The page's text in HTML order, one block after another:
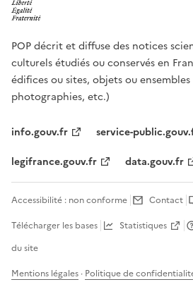
POP décrit et diffuse des notices
culturels étudiés ou conservés en
édifices ou sites, objets ou
photographies, etc.)
info.gouv.fr
service-
legifrance.gouv.fr
data.gouv.fr
Accessibilité : non conforme Contact
Télécharger les bases
Statistiques
du site
Mentions légales · Politique de